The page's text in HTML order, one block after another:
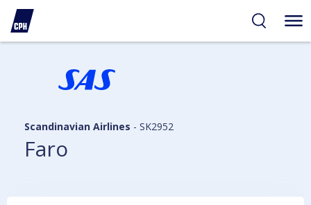
Scandinavian Airlines - SK2952
Faro